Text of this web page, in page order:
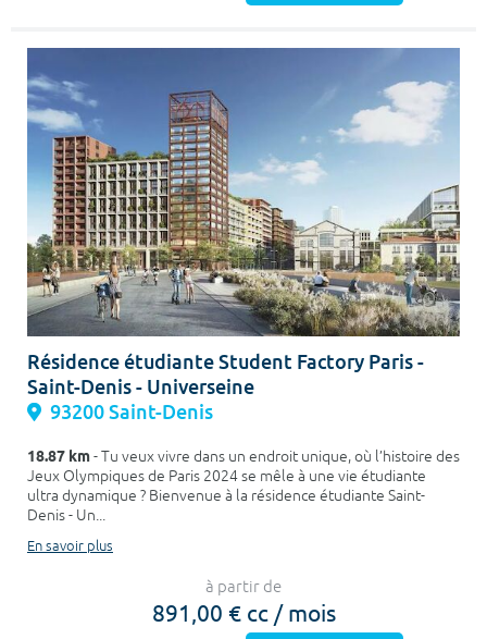
Résidence étudiante Student Factory Paris -
Saint-Denis - Universeine
93200 Saint-Denis
18.87 km- Tu veux vivre dans un endroit unique, où l’histoire des
Jeux Olympiques de Paris 2024 se mêle à une vie étudiante
ultra dynamique ? Bienvenue à la résidence étudiante Saint-
Denis - Un...
En savoir plus
à partir de
891,00 € cc / mois